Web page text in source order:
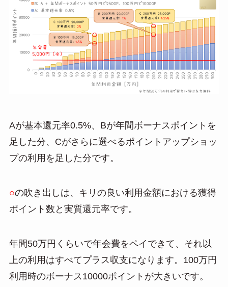
Aが基本還元率0.5%、Bが年間ボーナスポイントを
足した分、Cがさらに選べるポイントアップショッ
プの利用を足した分です。
○の吹き出しは、キリの良い利用金額における獲得
ポイント数と実質還元率です。
年間50万円くらいで年会費をペイできて、それ以
上の利用はすべてプラス収支になります。100万円
利用時のボーナス10000ポイントが大きいです。